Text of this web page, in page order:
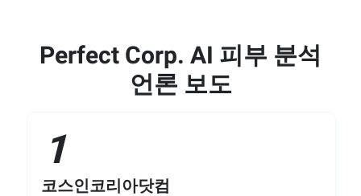
Perfect Corp. AI 피부 분석
언론 보도
1
코스인코리아닷컴